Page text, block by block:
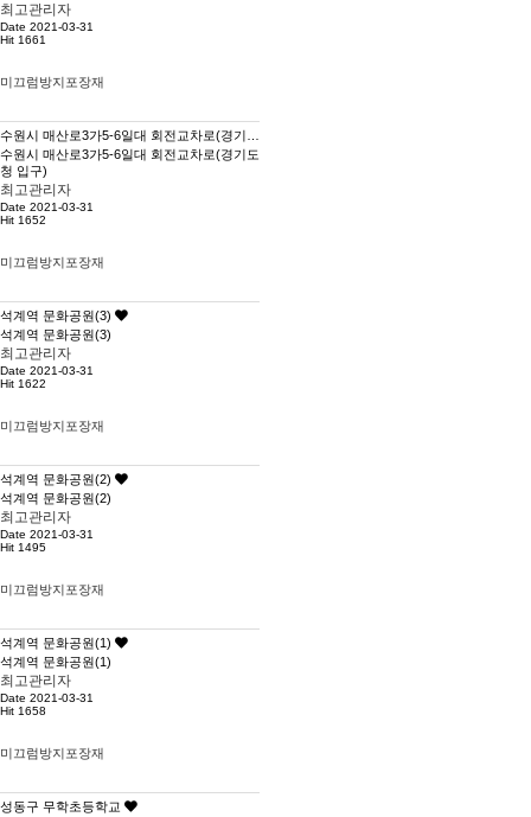
최고관리자
Date 2021-03-31
Hit 1661
미끄럼방지포장재
수원시 매산로3가5-6일대 회전교차로(경기도
청 입구)
최고관리자
Date 2021-03-31
Hit 1652
미끄럼방지포장재
석계역 문화공원(3)
석계역 문화공원(3)
최고관리자
Date 2021-03-31
Hit 1622
미끄럼방지포장재
석계역 문화공원(2)
석계역 문화공원(2)
최고관리자
Date 2021-03-31
Hit 1495
미끄럼방지포장재
석계역 문화공원(1)
석계역 문화공원(1)
최고관리자
Date 2021-03-31
Hit 1658
미끄럼방지포장재
성동구 무학초등학교